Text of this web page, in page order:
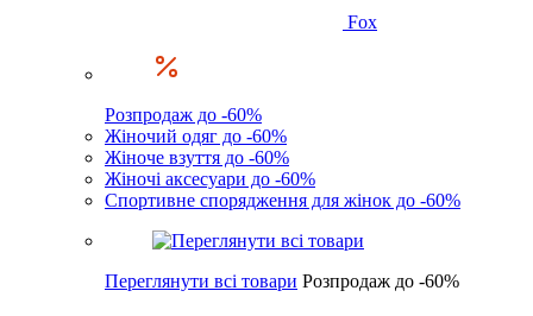
Fox
Розпродаж до -60%
Жіночий одяг до -60%
Жіноче взуття до -60%
Жіночі аксесуари до -60%
Спортивне спорядження для жінок до -60%
Переглянути всі товари Розпродаж до -60%